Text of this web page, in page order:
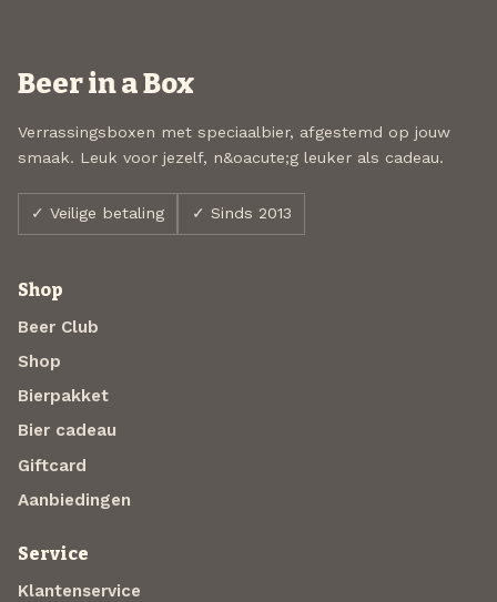
Beer in a Box
Verrassingsboxen met speciaalbier, afgestemd op jouw
smaak. Leuk voor jezelf, n&oacute;g leuker als cadeau.
✓ Veilige betaling ✓ Sinds 2013
Shop
Beer Club
Shop
Bierpakket
Bier cadeau
Giftcard
Aanbiedingen
Service
Klantenservice